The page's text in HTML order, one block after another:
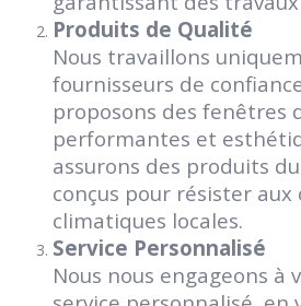
Produits de Qualité
Nous travaillons
fournisseurs de
proposons des fenêtres
performantes et
assurons des produits
conçus pour résister
climatiques locales.
Service Personnalisé
Nous nous engageons à